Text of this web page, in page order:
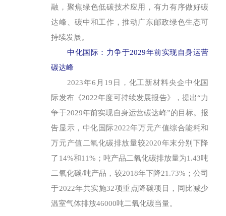
融，聚焦绿色低碳技术应用，有力有序做好碳
达峰、碳中和工作，推动广东邮政绿色生态可
持续发展。
中化国际：力争于2029年前实现自身运营
碳达峰
2023年6月19日，化工新材料央企中化国
际发布《2022年度可持续发展报告》，提出“力
争于2029年前实现自身运营碳达峰”的目标。报
告显示，中化国际2022年万元产值综合能耗和
万元产值二氧化碳排放量较2020年末分别下降
了14%和11%；吨产品二氧化碳排放量为1.43吨
二氧化碳/吨产品，较2018年下降21.73%；公司
于2022年共实施32项重点降碳项目，同比减少
温室气体排放46000吨二氧化碳当量。